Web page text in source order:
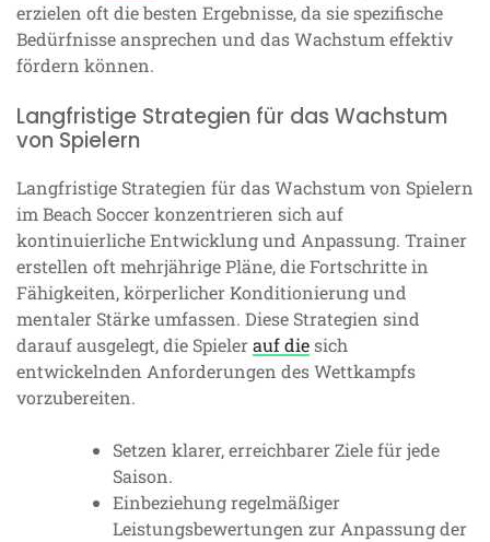
erzielen oft die besten Ergebnisse, da sie spezifische
Bedürfnisse ansprechen und das Wachstum effektiv
fördern können.
Langfristige Strategien für das Wachstum
von Spielern
Langfristige Strategien für das Wachstum von Spielern
im Beach Soccer konzentrieren sich auf
kontinuierliche Entwicklung und Anpassung. Trainer
erstellen oft mehrjährige Pläne, die Fortschritte in
Fähigkeiten, körperlicher Konditionierung und
mentaler Stärke umfassen. Diese Strategien sind
darauf ausgelegt, die Spielerauf diesich
entwickelnden Anforderungen des Wettkampfs
vorzubereiten.
Setzen klarer, erreichbarer Ziele für jede
Saison.
Einbeziehung regelmäßiger
Leistungsbewertungen zur Anpassung der